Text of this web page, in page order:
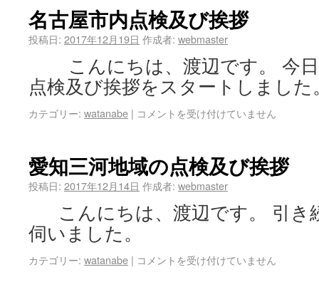
名古屋市内点検及び挨拶
投稿日: 2017年12月19日 作成者: webmaster
こんにちは、渡辺です。 今日
点検及び挨拶をスタートしました
カテゴリー: watanabe | コメントを受け付けていません
愛知三河地域の点検及び挨拶
投稿日: 2017年12月14日 作成者: webmaster
こんにちは、渡辺です。 引き
伺いました。
カテゴリー: watanabe | コメントを受け付けていません